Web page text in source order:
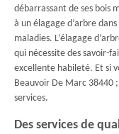
débarrassant de ses bois
à un élagage d’arbre
maladies. L’élagage
qui nécessite des savoir-
excellente habileté. Et si
Beauvoir De Marc 38440
services.
Des services de